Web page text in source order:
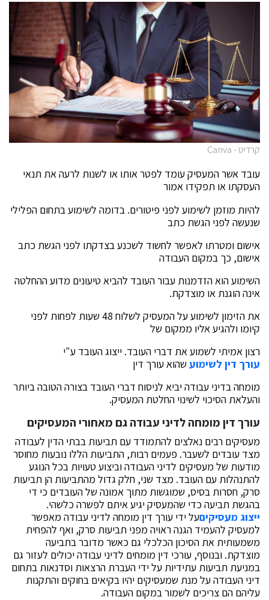
קרדיט - Canva
עובד אשר המעסיק עומד לפטר אותו או לשנות לרעה את תנאי
העסקתו או תפקידו אמור
להיות מוזמן לשימוע לפני פיטורים. בדומה לשימוע בתחום הפלילי
שנעשה לפני הגשת כתב
אישום ומטרתו לאפשר לחשוד לשכנע בצדקתו לפני הגשת כתב
אישום, כך במקום העבודה
השימוע הוא הזדמנות עבור העובד להביא טיעונים מדוע ההחלטה
אינה הוגנת או מוצדקת.
את הזימון לשימוע על המעסיק לשלוח 48 שעות לפחות לפני
קיומו ולהגיע אליו ממקום של
רצון אמיתי לשמוע את דברי העובד. ייצוג העובד ע"י
עורך דין לשימועשהוא עורך דין
מומחה בדיני עבודה יביא לניסוח דברי העובד בצורה הטובה ביותר
והעלאת הסיכוי לשינוי החלטת המעסיק.
עורך דין מומחה לדיני עבודה גם מאחורי המעסיקים
מעסיקים רבים נאלצים להתמודד עם תביעות בבתי הדין לעבודה
מצד עובדים לשעבר. פעמים רבות, התביעות הללו נובעות מחוסר
מודעות של מעסיקים לדיני העבודה וביצוע טעויות בכל הנוגע
להתנהלות עם העובד. מצד שני, חלק גדול מהתביעות הן תביעות
סרק, חסרות בסיס, שמוגשות מתוך אמונה של העובדים כי די
בהגשת תביעה כדי שהמעסיק יגיע איתם לפשרה כלשהי.
ייצוג מעסיקיםעל ידי עורך דין מומחה לדיני עבודה מאפשר
למעסיק להעמיד הגנה ראויה מפני תביעות סרק, ואף להפחית
משמעותית את הסיכון הכלכלי גם כאשר מדובר בתביעה
מוצדקת. ובנוסף, עורכי דין מומחים לדיני עבודה יכולים לעזור גם
במניעת תביעות עתידיות על ידי העברת הרצאות וסדנאות בתחום
דיני העבודה על מנת שמעסיקים יהיו בקיאים בחוקים והתקנות
עליהם הם צריכים לשמור במקום העבודה.